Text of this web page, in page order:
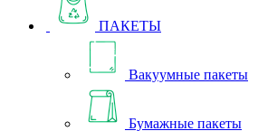
ПАКЕТЫ
Вакуумные пакеты
Бумажные пакеты